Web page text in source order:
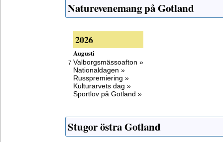
Naturevenemang på Gotland
2026
Augusti
7 Valborgsmässoafton »
Nationaldagen »
Russpremiering »
Kulturarvets dag »
Sportlov på Gotland »
Stugor östra Gotland